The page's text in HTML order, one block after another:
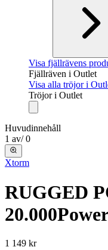
Visa fjällrävens
Fjällräven i Outlet
Visa alla tröjor i
Tröjor i Outlet
Huvudinnehåll
1 av/ 0
Xtorm
RUGGED
20.000
1 149 kr